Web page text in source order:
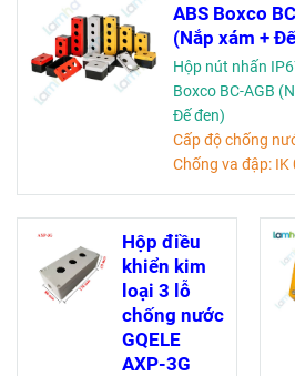
ABS Boxco
(Nắp xám +
Hộp nút nhấn
Boxco BC-AGB
Đế đen)
Cấp độ chống
Chống va đập:
Hộp điều
khiển kim
loại 3 lỗ
chống nước
GQELE
AXP-3G